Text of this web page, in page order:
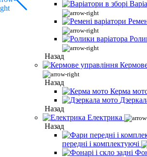
Назад
Назад
Керма
Назад
Електрика
Назад
передні і комплектуючі